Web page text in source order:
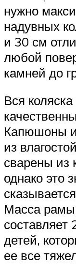
нужно
надувных
и 30 см
любой
камней до
Вся
Капюшоны
из
сварены из
однако это
Масса
составляет
детей,
ее все